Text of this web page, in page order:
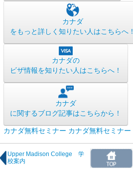
カナダ
をもっと詳しく知りたい人はこちらへ！
カナダの
ビザ情報を知りたい人はこちらへ！
カナダ
に関するブログ記事はこちらから！
カナダ無料セミナー カナダ無料セミナー
Upper Madison College 学
校案内